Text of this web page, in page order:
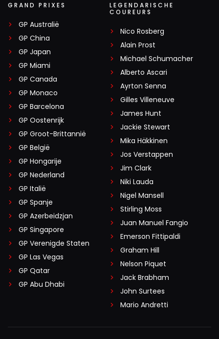
GRAND PRIXES
GP Australië
GP China
GP Japan
GP Miami
GP Canada
GP Monaco
GP Barcelona
GP Oostenrijk
GP Groot-Brittannië
GP België
GP Hongarije
GP Nederland
GP Italië
GP Spanje
GP Azerbeidzjan
GP Singapore
GP Verenigde Staten
GP Las Vegas
GP Qatar
GP Abu Dhabi
LEGENDARISCHE
COUREURS
Nico Rosberg
Alain Prost
Michael Schumacher
Alberto Ascari
Ayrton Senna
Gilles Villeneuve
James Hunt
Jackie Stewart
Mika Häkkinen
Jos Verstappen
Jim Clark
Niki Lauda
Nigel Mansell
Stirling Moss
Juan Manuel Fangio
Emerson Fittipaldi
Graham Hill
Nelson Piquet
Jack Brabham
John Surtees
Mario Andretti